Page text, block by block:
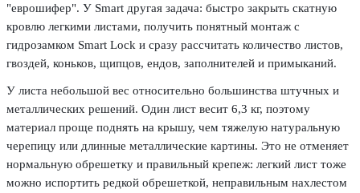
"еврошифер". У Smart другая задача: быстро закрыть скатную
кровлю легкими листами, получить понятный монтаж с
гидрозамком Smart Lock и сразу рассчитать количество листов,
гвоздей, коньков, щипцов, ендов, заполнителей и примыканий.
У листа небольшой вес относительно большинства штучных и
металлических решений. Один лист весит 6,3 кг, поэтому
материал проще поднять на крышу, чем тяжелую натуральную
черепицу или длинные металлические картины. Это не отменяет
нормальную обрешетку и правильный крепеж: легкий лист тоже
можно испортить редкой обрешеткой, неправильным нахлестом